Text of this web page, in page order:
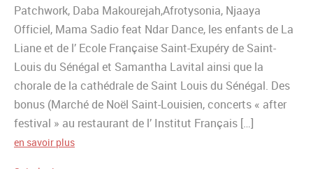
Patchwork, Daba Makourejah,Afrotysonia, Njaaya
Officiel, Mama Sadio feat Ndar Dance, les enfants de La
Liane et de l’ Ecole Française Saint-Exupéry de Saint-
Louis du Sénégal et Samantha Lavital ainsi que la
chorale de la cathédrale de Saint Louis du Sénégal. Des
bonus (Marché de Noël Saint-Louisien, concerts « after
festival » au restaurant de l’ Institut Français […]
en savoir plus